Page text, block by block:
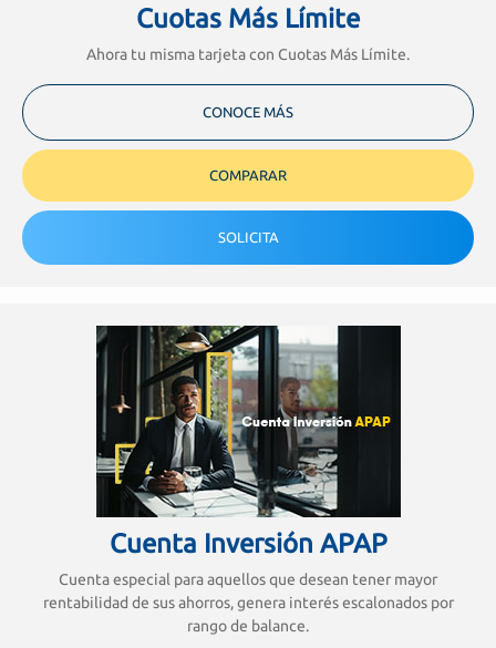
Cuotas Más Límite
Ahora tu misma tarjeta con Cuotas Más Límite.
CONOCE MÁS
COMPARAR
SOLICITA
Cuenta Inversión APAP
Cuenta especial para aquellos que desean tener mayor
rentabilidad de sus ahorros, genera interés escalonados por
rango de balance.